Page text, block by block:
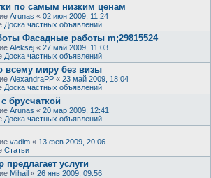
по самым низким ценам
Arunas « 02 июн 2009, 11:24
Доска частных объявлений
Фасадные работы m;29815524
Aleksej « 27 май 2009, 11:03
Доска частных объявлений
всему миру без визы
AlexandraPP « 23 май 2009, 18:04
Доска частных объявлений
брусчаткой
Arunas « 20 мар 2009, 12:41
Доска частных объявлений
vadim « 13 фев 2009, 20:06
Статьи
услуги
Mihail « 26 янв 2009, 09:56